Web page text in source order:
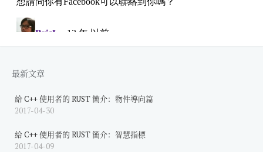
最新文章
給 C++ 使用者的 RUST 簡介：物件導向篇
2017-04-30
給 C++ 使用者的 RUST 簡介：智慧指標
2017-04-09